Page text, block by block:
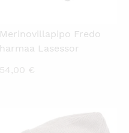
Merinovillapipo Fredo
harmaa Lasessor
54,00 €